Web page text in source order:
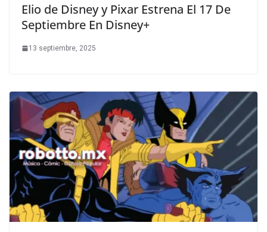
Elio de Disney y Pixar Estrena El 17 De
Septiembre En Disney+
13 septiembre, 2025